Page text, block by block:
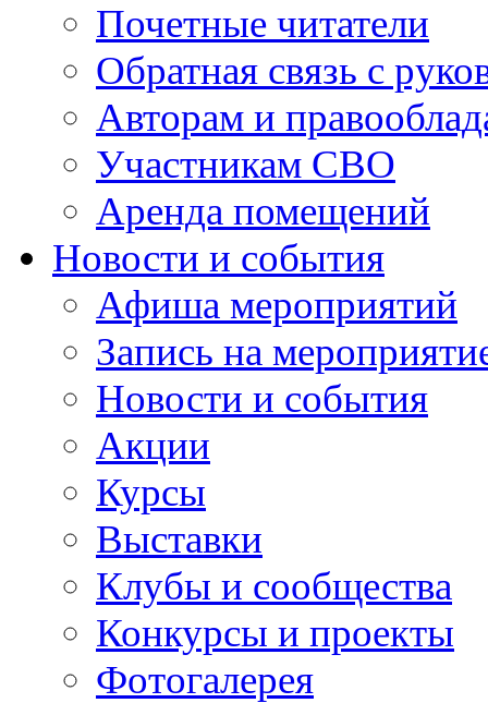
Почетные читатели
Обратная связь с
Авторам и
Участникам СВО
Аренда помещений
Новости и события
Афиша мероприятий
Запись на
Новости и события
Акции
Курсы
Выставки
Клубы и сообщества
Конкурсы и проекты
Фотогалерея